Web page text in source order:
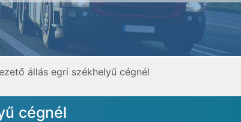
állás egri székhelyű cégnél
cégnél